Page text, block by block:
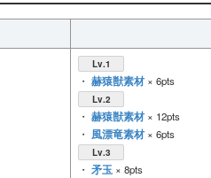
Lv.1
・ 赫猿獣素材 × 6pts
Lv.2
・ 赫猿獣素材 × 12pts
・ 風漂竜素材 × 6pts
Lv.3
・ 矛玉 × 8pts